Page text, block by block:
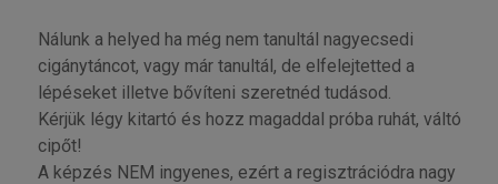
Nálunk a helyed ha még nem tanultál nagyecsedi
cigánytáncot, vagy már tanultál, de elfelejtetted a
lépéseket illetve bővíteni szeretnéd tudásod.
Kérjük légy kitartó és hozz magaddal próba ruhát, váltó
cipőt!
A képzés NEM ingyenes, ezért a regisztrációdra nagy